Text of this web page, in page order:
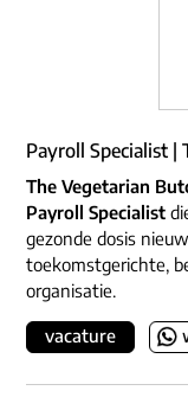
Payroll Specialist |
The Vegetarian
Payroll Specialist
gezonde dosis
toekomstgerichte,
organisatie.
vacature